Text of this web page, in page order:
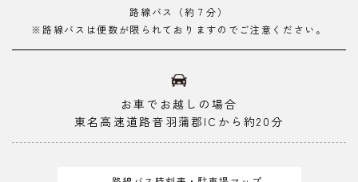
路線バス（約７分）
※路線バスは便数が限られておりますのでご注意ください。
お車でお越しの場合
東名高速道路音羽蒲郡ICから約20分